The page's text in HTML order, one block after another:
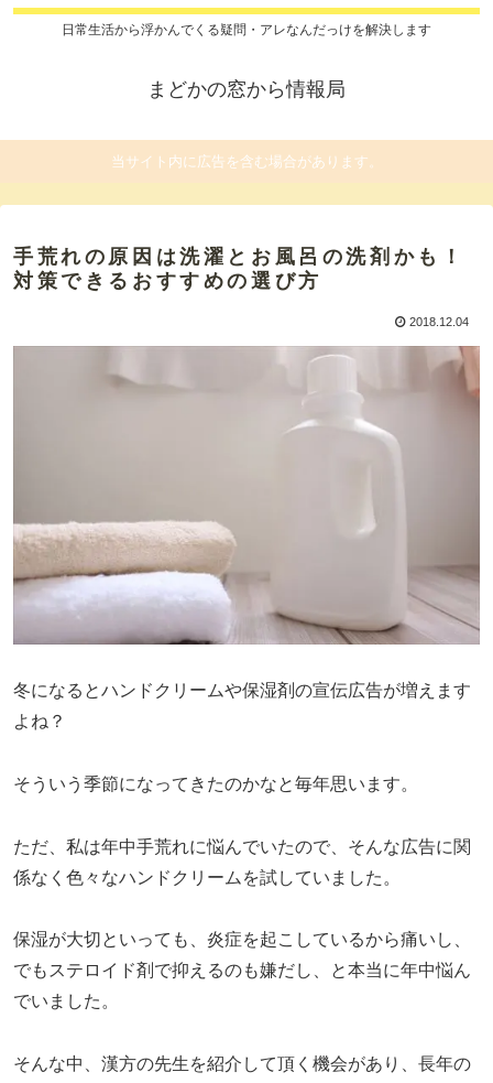
日常生活から浮かんでくる疑問・アレなんだっけを解決します
まどかの窓から情報局
当サイト内に広告を含む場合があります。
手荒れの原因は洗濯とお風呂の洗剤かも！
対策できるおすすめの選び方
2018.12.04
冬になるとハンドクリームや保湿剤の宣伝広告が増えます
よね？
そういう季節になってきたのかなと毎年思います。
ただ、私は年中手荒れに悩んでいたので、そんな広告に関
係なく色々なハンドクリームを試していました。
保湿が大切といっても、炎症を起こしているから痛いし、
でもステロイド剤で抑えるのも嫌だし、と本当に年中悩ん
でいました。
そんな中、漢方の先生を紹介して頂く機会があり、長年の